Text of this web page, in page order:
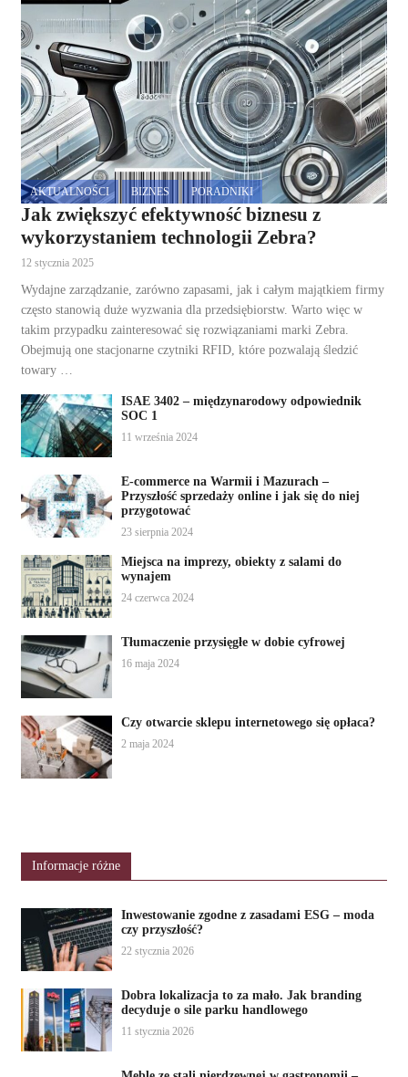
AKTUALNOŚCI BIZNES PORADNIKI
Jak zwiększyć efektywność biznesu z
wykorzystaniem technologii Zebra?
12 stycznia 2025
Wydajne zarządzanie, zarówno zapasami, jak i całym majątkiem firmy
często stanowią duże wyzwania dla przedsiębiorstw. Warto więc w
takim przypadku zainteresować się rozwiązaniami marki Zebra.
Obejmują one stacjonarne czytniki RFID, które pozwalają śledzić
towary …
ISAE 3402 – międzynarodowy odpowiednik
SOC 1
11 września 2024
E-commerce na Warmii i Mazurach –
Przyszłość sprzedaży online i jak się do niej
przygotować
23 sierpnia 2024
Miejsca na imprezy, obiekty z salami do
wynajem
24 czerwca 2024
Tłumaczenie przysięgłe w dobie cyfrowej
16 maja 2024
Czy otwarcie sklepu internetowego się opłaca?
2 maja 2024
Informacje różne
Inwestowanie zgodne z zasadami ESG – moda
czy przyszłość?
22 stycznia 2026
Dobra lokalizacja to za mało. Jak branding
decyduje o sile parku handlowego
11 stycznia 2026